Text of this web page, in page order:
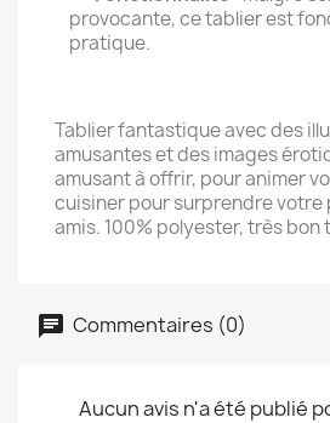
provocante, ce tablier est
pratique.
Tablier fantastique avec des
amusantes et des images
amusant à offrir, pour animer
cuisiner pour surprendre votre
amis. 100% polyester, très bon
Commentaires (0)
Aucun avis n'a été publié